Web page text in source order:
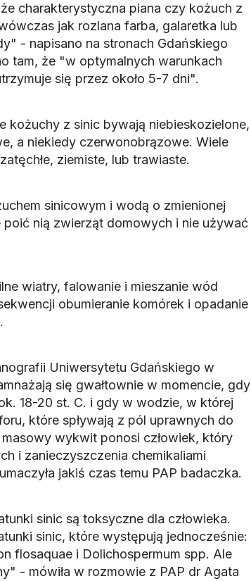
charakterystyczna piana czy kożuch z
jak rozlana farba, galaretka lub
- napisano na stronach Gdańskiego
tam, że "w optymalnych warunkach
się przez około 5-7 dni".
kożuchy z sinic bywają niebieskozielone,
a niekiedy czerwonobrązowe. Wiele
ziemiste, lub trawiaste.
sinicowym i wodą o zmienionej
nią zwierząt domowych i nie używać
wiatry, falowanie i mieszanie wód
obumieranie komórek i opadanie
Uniwersytetu Gdańskiego w
się gwałtownie w momencie, gdy
18-20 st. C. i gdy w wodzie, w której
które spływają z pól uprawnych do
wykwit ponosi człowiek, który
i zanieczyszczenia chemikaliami
jakiś czas temu PAP badaczka.
sinic są toksyczne dla człowieka.
sinic, które występują jednocześnie:
flosaquaei Dolichospermum spp. Ale
- mówiła w rozmowie z PAP dr Agata